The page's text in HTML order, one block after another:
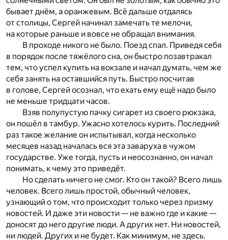
бывает днём, а оранжевым. Всё дальше отдалясь
от столицы, Сергей начинал замечать те мелочи,
на которые раньше и вовсе не обращал внимания.
В проходе никого не было. Поезд спал. Приведя себя
в порядок после тяжёлого сна, он быстро позавтракал
тем, что успел купить на вокзале и начал думать, чем же
себя занять на оставшийся путь. Быстро посчитав
в голове, Сергей осознал, что ехать ему ещё надо было
не меньше тридцати часов.
Взяв полупустую пачку сигарет из своего рюкзака,
он пошёл в тамбур. Ужасно хотелось курить. Последний
раз такое желание он испытывал, когда несколько
месяцев назад началась вся эта заваруха в чужом
государстве. Уже тогда, пусть и неосознанно, он начал
понимать, к чему это приведёт.
Но сделать ничего не смог. Кто он такой? Всего лишь
человек. Всего лишь простой, обычный человек,
узнающий о том, что происходит только через призму
новостей. И даже эти новости — не важно где и какие —
доносят до него другие люди. А других нет. Ни новостей,
ни людей. Других и не будет. Как минимум, не здесь.